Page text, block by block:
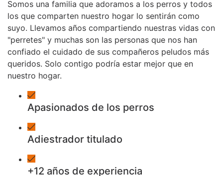
Somos una familia que adoramos a los perros y todos
los que comparten nuestro hogar lo sentirán como
suyo. Llevamos años compartiendo nuestras vidas con
"perretes" y muchas son las personas que nos han
confiado el cuidado de sus compañeros peludos más
queridos. Solo contigo podría estar mejor que en
nuestro hogar.
Apasionados de los perros
Adiestrador titulado
+12 años de experiencia